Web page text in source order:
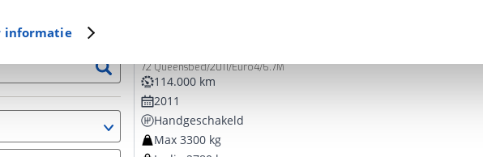
in. U kunt uw toestemming op elk moment wijzigen of
cookies en vergelijkbare technieken zorgen we voor een betere en meer
cookies zorgen ervoor dat de website goed werkt. Ook gebruiken we
informatie
72 Queensbed/2011/Euro4/6.7M
114.000 km
2011
Handgeschakeld
Max 3300 kg